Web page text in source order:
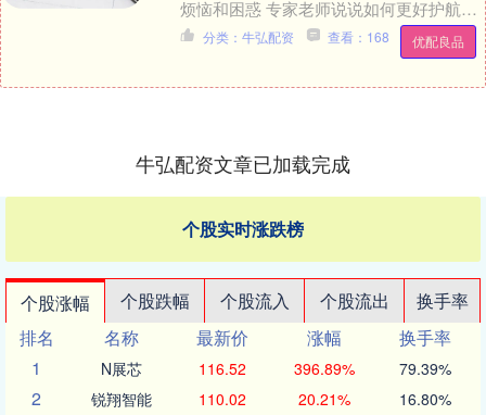
烦恼和困惑 专家老师说说如何更好护航青
少年健康成长 我们知道，校园生活占据了
青少年生....
优配良品
分类：牛弘配资 查看：168
牛弘配资文章已加载完成
个股实时涨跌榜
个股涨幅 个股跌幅 个股流入 个股流出
换手率
排名
名称 最新价 涨幅
换手率
1
N展芯 116.52 396.89% 79.39%
2 锐翔智能 110.02 20.21% 16.80%